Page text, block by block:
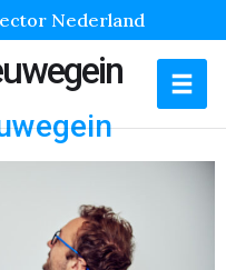
Nederland